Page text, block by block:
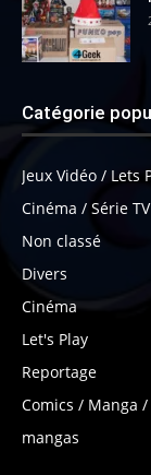
Catégorie
Jeux Vidéo / Lets
Cinéma / Série TV
Non classé
Divers
Cinéma
Let's Play
Reportage
Comics / Manga
mangas